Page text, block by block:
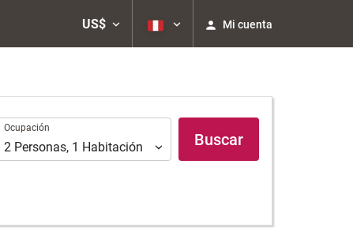
US$ Mi cuenta
Ocupación
Ocupación
2 Personas, 1 Habitación Buscar